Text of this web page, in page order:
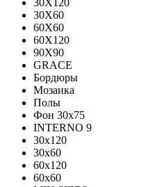
30X120
30X60
60X60
60Х120
90X90
GRACE
Бордюры
Мозаика
Полы
Фон 30х75
INTERNO 9
30x120
30x60
60x120
60x60